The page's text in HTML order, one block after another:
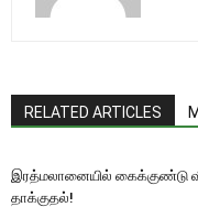
RELATED ARTICLES
இரத்மலானையில் கைக்குண்டு
தாக்குதல்!